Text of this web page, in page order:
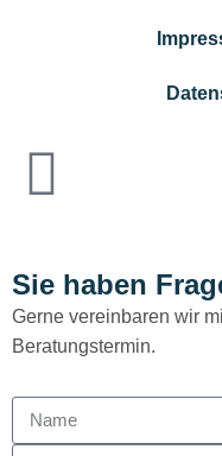
Sie haben
Gerne vereinbaren wir
Beratungstermin.